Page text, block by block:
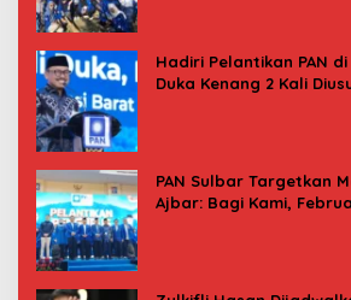
Hadiri Pelantikan PAN
Duka Kenang 2 Kali
PAN Sulbar Targetkan
Ajbar: Bagi Kami,